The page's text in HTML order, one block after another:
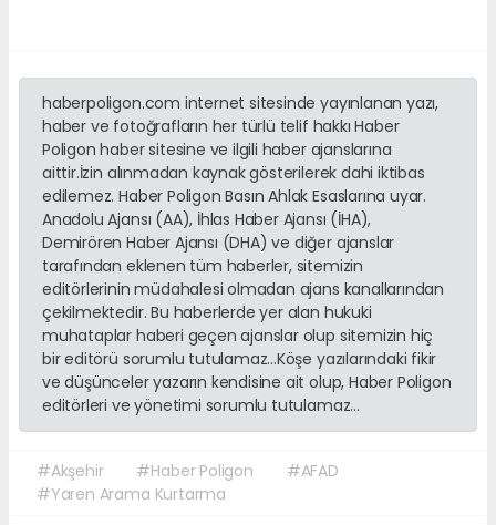
haberpoligon.com internet sitesinde yayınlanan yazı,
haber ve fotoğrafların her türlü telif hakkı Haber
Poligon haber sitesine ve ilgili haber ajanslarına
aittir.İzin alınmadan kaynak gösterilerek dahi iktibas
edilemez. Haber Poligon Basın Ahlak Esaslarına uyar.
Anadolu Ajansı (AA), İhlas Haber Ajansı (İHA),
Demirören Haber Ajansı (DHA) ve diğer ajanslar
tarafından eklenen tüm haberler, sitemizin
editörlerinin müdahalesi olmadan ajans kanallarından
çekilmektedir. Bu haberlerde yer alan hukuki
muhataplar haberi geçen ajanslar olup sitemizin hiç
bir editörü sorumlu tutulamaz...Köşe yazılarındaki fikir
ve düşünceler yazarın kendisine ait olup, Haber Poligon
editörleri ve yönetimi sorumlu tutulamaz...
#Akşehir #Haber Poligon
#AFAD
#Yaren Arama Kurtarma